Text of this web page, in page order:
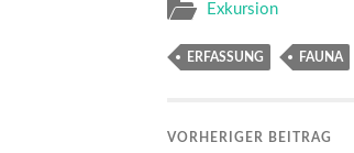
Exkursion
ERFASSUNG FAUNA
VORHERIGER BEITRAG